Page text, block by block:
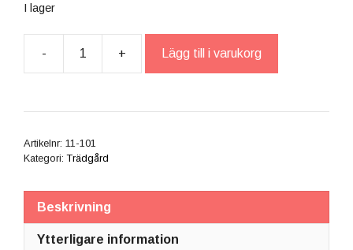
I lager
-
Vattenkanna
+ Lägg till i varukorg
Artikelnr: 11-101
Kategori:Trädgård
Beskrivning
Ytterligare information